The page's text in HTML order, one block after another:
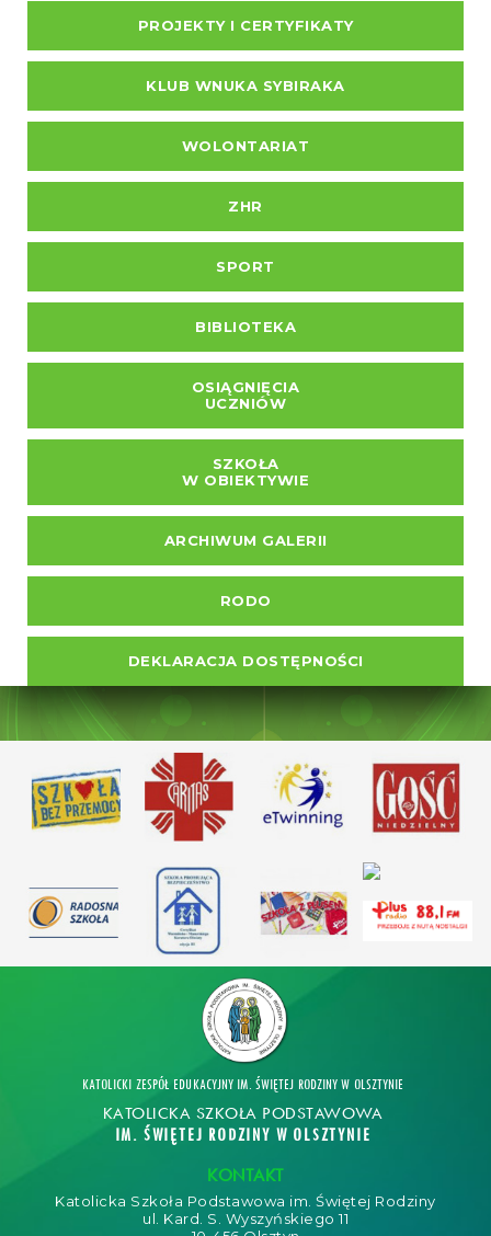
PROJEKTY I CERTYFIKATY
KLUB WNUKA SYBIRAKA
WOLONTARIAT
ZHR
SPORT
BIBLIOTEKA
OSIĄGNIĘCIA
UCZNIÓW
SZKOŁA
W OBIEKTYWIE
ARCHIWUM GALERII
RODO
DEKLARACJA DOSTĘPNOŚCI
KATOLICKI ZESPÓŁ EDUKACYJNY IM. ŚWIĘTEJ RODZINY W OLSZTYNIE
KATOLICKA SZKOŁA PODSTAWOWA
IM. ŚWIĘTEJ RODZINY W OLSZTYNIE
KONTAKT
Katolicka Szkoła Podstawowa im. Świętej Rodziny
ul. Kard. S. Wyszyńskiego 11